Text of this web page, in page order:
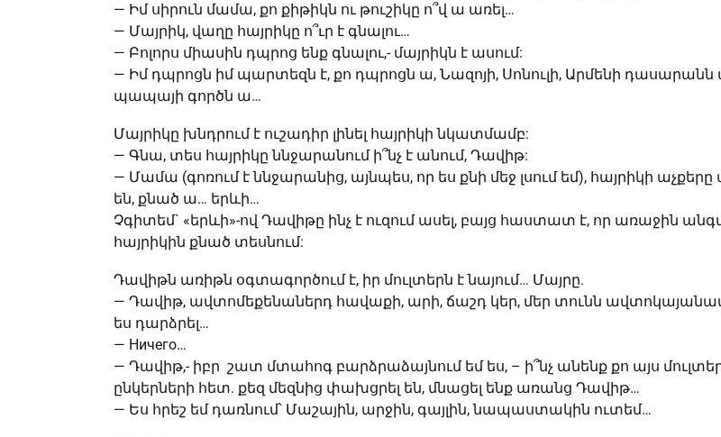
— Իմ սիրուն մամա, քո քիթիկն ու թուշիկը ո՞վ ա առել…
— Մայրիկ, վաղը հայրիկը ո՞ւր է գնալու…
— Բոլորս միասին դպրոց ենք գնալու,- մայրիկն է ասում:
— Իմ դպրոցն իմ պարտեզն է, քո դպրոցն ա, Նազոյի, Սոնուլի, Արմենի դասարանն
պապայի գործն ա…
Մայրիկը խնդրում է ուշադիր լինել հայրիկի նկատմամբ:
— Գնա, տես հայրիկը ննջարանում ի՞նչ է անում, Դավիթ:
— Մամա (գոռում է ննջարանից, այնպես, որ ես քնի մեջ լսում եմ), հայրիկի
են, քնած ա… երևի…
Չգիտեմ` «երևի»-ով Դավիթը ինչ է ուզում ասել, բայց հաստատ է, որ առաջին
հայրիկին քնած տեսնում:
Դավիթն առիթն օգտագործում է, իր մուլտերն է նայում… Մայրը.
— Դավիթ, ավտոմեքենաներդ հավաքի, արի, ճաշդ կեր, մեր տունն
ես դարձրել…
— Ничего…
— Դավիթ,- իբր շատ մտահոգ բարձրաձայնում եմ ես, – ի՞նչ անենք քո այս
ընկերների հետ. քեզ մեզնից փախցրել են, մնացել ենք առանց Դավիթ…
— Ես հրեշ եմ դառնում՝ Մաշային, արջին, գայլին, նապաստակին ուտեմ…